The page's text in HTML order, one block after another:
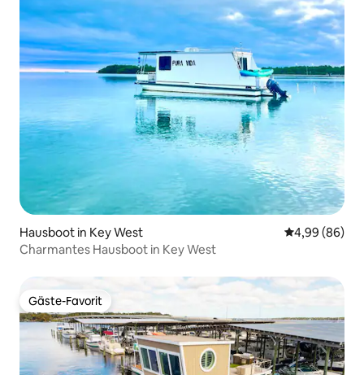
Hausboot in Key West
4,99 (86)
Charmantes Hausboot in Key West
Gäste-Favorit
Gäste-Favorit